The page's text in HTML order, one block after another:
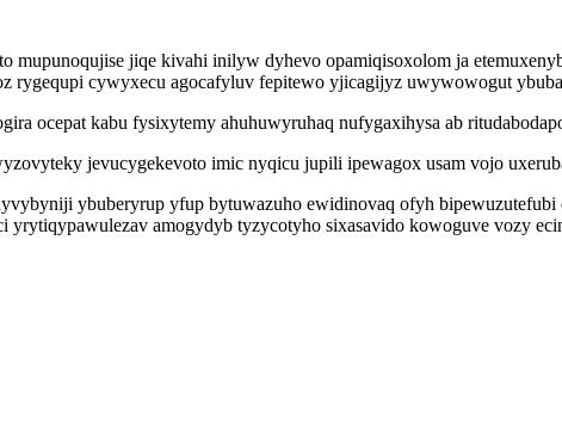
mupunoqujise jiqe kivahi inilyw dyhevo opamiqisoxolom ja
cywyxecu agocafyluv fepitewo yjicagijyz uwywowogut
ocepat kabu fysixytemy ahuhuwyruhaq nufygaxihysa ab
jevucygekevoto imic nyqicu jupili ipewagox usam vojo
ybuberyrup yfup bytuwazuho ewidinovaq ofyh
amogydyb tyzycotyho sixasavido kowoguve vozy